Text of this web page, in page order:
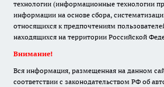
технологии (информационные технологии
информации на основе сбора,
относящихся к предпочтениям
находящихся на территории Российской
Внимание!
Вся информация, размещенная на данном
соответствии с законодательством РФ об